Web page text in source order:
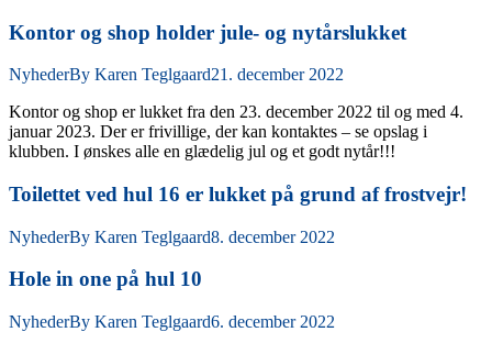
Kontor og shop holder jule- og nytårslukket
NyhederBy Karen Teglgaard21. december 2022
Kontor og shop er lukket fra den 23. december 2022 til og med 4.
januar 2023. Der er frivillige, der kan kontaktes – se opslag i
klubben. I ønskes alle en glædelig jul og et godt nytår!!!
Toilettet ved hul 16 er lukket på grund af frostvejr!
NyhederBy Karen Teglgaard8. december 2022
Hole in one på hul 10
NyhederBy Karen Teglgaard6. december 2022